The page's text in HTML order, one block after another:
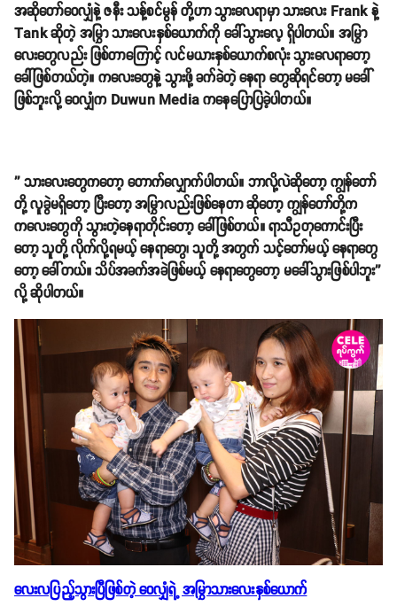
အဆိုတော်ဝေလျှံနဲ့ ဇနီး သန့်စင်မွန် တို့ဟာ သွားလေရာမှာ သားလေး Frank နဲ့
Tank ဆိုတဲ့ အမြွှာ သားလေးနှစ်ယောက်ကို ခေါ်သွားလေ့ ရှိပါတယ်။ အမြွှာ
လေးတွေလည်း ဖြစ်တာကြောင့် လင်မယားနှစ်ယောက်စလုံး သွားလေရာတော့
ခေါ်ဖြစ်တယ်တဲ့။ ကလေးတွေနဲ့ သွားဖို့ ခက်ခဲတဲ့ နေရာ တွေဆိုရင်တော့ မခေါ်
ဖြစ်ဘူးလို့ ဝေလျှံက Duwun Media ကနေပြောပြခဲ့ပါတယ်။
'' သားလေးတွေကတော့ တောက်လျှောက်ပါတယ်။ ဘာလို့လဲဆိုတော့ ကျွန်တော်
တို့ လူခွဲမရှိတော့ ပြီးတော့ အမြွှာလည်းဖြစ်နေတာ ဆိုတော့ ကျွန်တော်တို့က
ကလေးတွေကို သွားတဲ့နေရာတိုင်းတော့ ခေါ်ဖြစ်တယ်။ ရာသီဥတုကောင်းပြီး
တော့ သူတို့ လိုက်လို့ရမယ့် နေရာတွေ၊ သူတို့ အတွက် သင့်တော်မယ့် နေရာတွေ
တော့ ခေါ်တယ်။ သိပ်အခက်အခဲဖြစ်မယ့် နေရာတွေတော့ မခေါ်သွားဖြစ်ပါဘူး''
လို့ ဆိုပါတယ်။
လေးလပြည့်သွားပြီဖြစ်တဲ့ ဝေလျှံရဲ့ အမြွှာသားလေးနှစ်ယောက်